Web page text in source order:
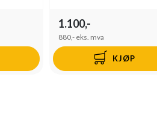
1.100,-
880,- eks. mva
KJØP